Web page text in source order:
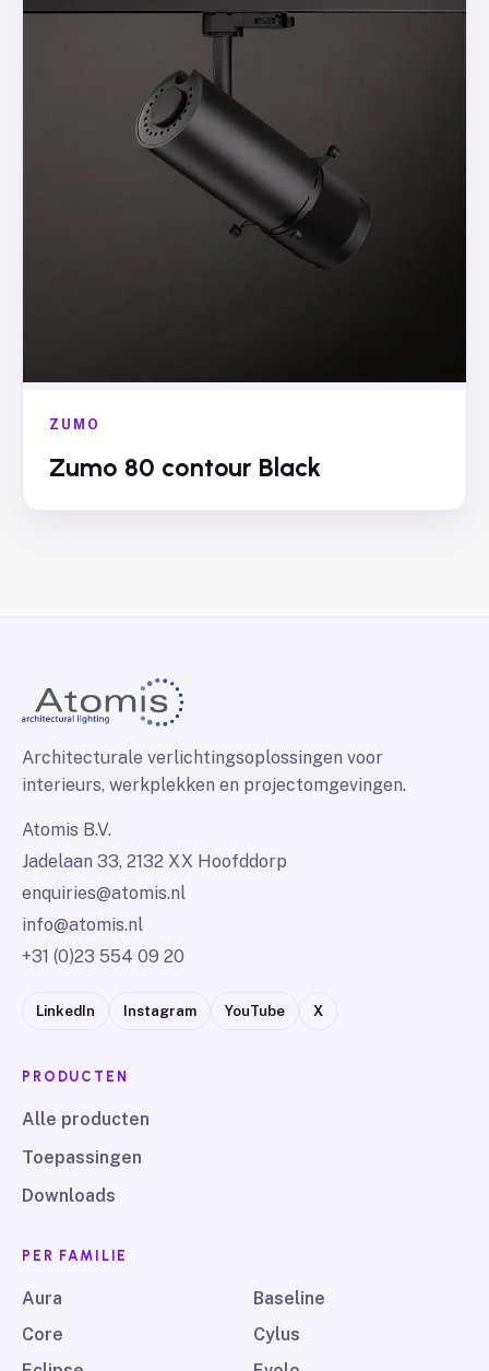
ZUMO
Zumo 80 contour Black
Architecturale verlichtingsoplossingen voor
interieurs, werkplekken en projectomgevingen.
Atomis B.V.
Jadelaan 33, 2132 XX Hoofddorp
enquiries@atomis.nl
info@atomis.nl
+31 (0)23 554 09 20
LinkedIn Instagram YouTube X
PRODUCTEN
Alle producten
Toepassingen
Downloads
PER FAMILIE
Aura
Baseline
Core
Cylus